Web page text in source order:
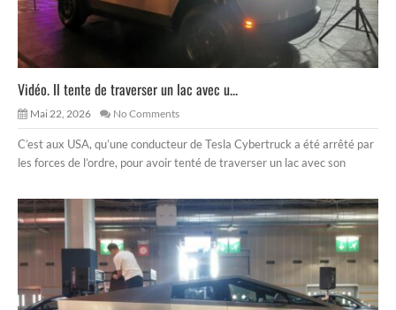
Vidéo. Il tente de traverser un lac avec u...
Mai 22, 2026 No Comments
C’est aux USA, qu’une conducteur de Tesla Cybertruck a été arrêté par
les forces de l’ordre, pour avoir tenté de traverser un lac avec son